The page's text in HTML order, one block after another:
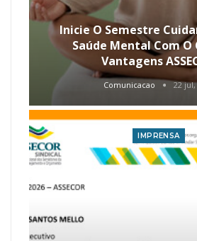
Inicie O Semestre
Saúde Mental Com O
Vantagens
Comunicacao 22 jul,
IMPRENSA